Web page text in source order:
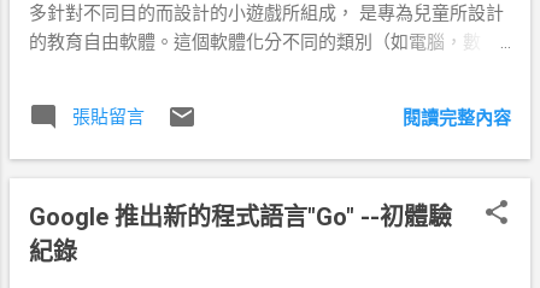
感覺不嚴重 9ML的油箱加滿一次油以目前油
價可能約需要 $300 元，這樣一個月上班也才
少用到,幾乎都用前煞車比較多，所以後碟煞
個人感覺不是很重要。 當初比較了好幾台,價
格上 $71000 不算貴, KTR 同等級的也才
他規格可以跑得很快,也很有馬力.也有平衡桿,
多針對不同目的而設計的小遊戲所組成， 是專為兒童所設計
的教育自由軟體。這個軟體化分不同的類別（如電腦，數
而這軟體有許多任務都有實際用途，例如在一個雜貨店裡何
如花錢等等。 該軟體界面友好， 有很多卡通的圖標，非常適
但它目前已經包含約80個練習。 http://gcompris.net/ 但是說
了那麼多，都沒有人真的用在小孩上面。我就拿我的女兒作
張貼留言 閱讀完整內容
Google 推出新的程式語言"Go" --初體驗
紀錄